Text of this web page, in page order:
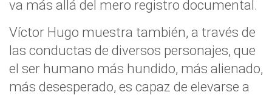
va más allá del mero registro documental.
Víctor Hugo muestra también, a través de
las conductas de diversos personajes, que
el ser humano más hundido, más alienado,
más desesperado, es capaz de elevarse a